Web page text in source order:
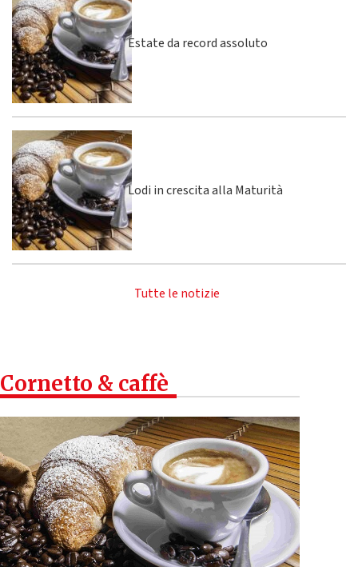
Estate da record assoluto
Lodi in crescita alla Maturità
Tutte le notizie
Cornetto & caffè